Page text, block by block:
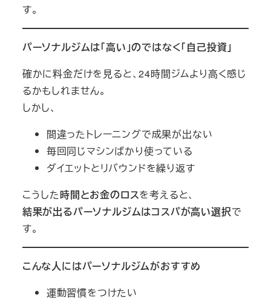
す。
パーソナルジムは「高い」のではなく「自己投資」
確かに料金だけを見ると、24時間ジムより高く感じ
るかもしれません。
しかし、
間違ったトレーニングで成果が出ない
毎回同じマシンばかり使っている
ダイエットとリバウンドを繰り返す
こうした時間とお金のロスを考えると、
結果が出るパーソナルジムはコスパが高い選択で
す。
こんな人にはパーソナルジムがおすすめ
運動習慣をつけたい